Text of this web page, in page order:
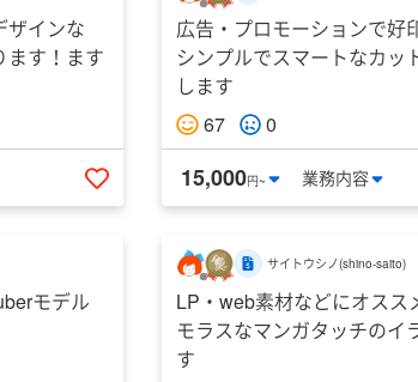
ザインな
ます！ます
いいねする
広告・プロモーションで好
シンプルでスマートなカッ
します
67
0
15,000円~ 業務内容
モデル
サイトウシノ(shino-saito)
LP・web素材などにオスス
モラスなマンガタッチのイ
す